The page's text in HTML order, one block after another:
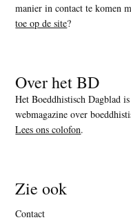
manier in contact te komen
toe op de site?
Over het BD
Het Boeddhistisch Dagblad
webmagazine over
Lees ons colofon.
Zie ook
Contact